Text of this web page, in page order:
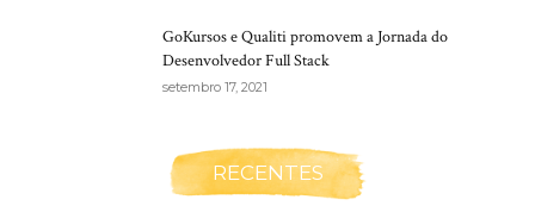
GoKursos e Qualiti promovem a Jornada do
Desenvolvedor Full Stack
setembro 17, 2021
RECENTES